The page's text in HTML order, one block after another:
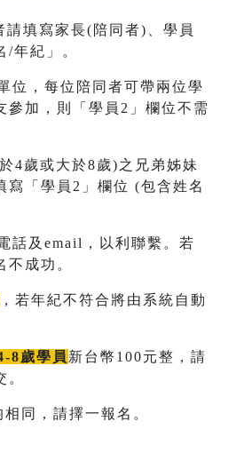
填寫家長(陪同者)、學員
/年紀」。
位，每位陪同者可帶兩位學
參加，則「學員2」欄位不需
4歲或大於8歲)之兄弟姊妹
寫「學員2」欄位 (包含姓名
話及email，以利聯繫。若
不成功。
，若年紀不符合將由系統自動
8歲學員 新台幣100元整，請
同，請擇一報名。